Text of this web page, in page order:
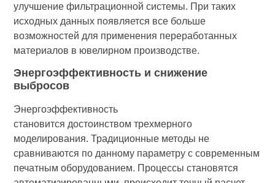
улучшение фильтрационной системы. При таких
исходных данных появляется все больше
возможностей для применения переработанных
материалов в ювелирном производстве.
Энергоэффективность и снижение
выбросов
Энергоэффективность
становится достоинством трехмерного
моделирования. Традиционные методы не
сравниваются по данному параметру с современным
печатным оборудованием. Процессы становятся